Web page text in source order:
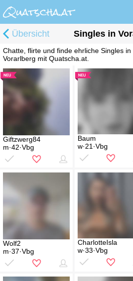
Übersicht Singles in
Chatte, flirte und finde ehrliche Singles
Vorarlberg mit Quatscha.at.
Giftzwerg84
m·42·Vbg
Baum
w·21·Vbg
Wolf2
m·37·Vbg
CharlotteIsla
w·33·Vbg